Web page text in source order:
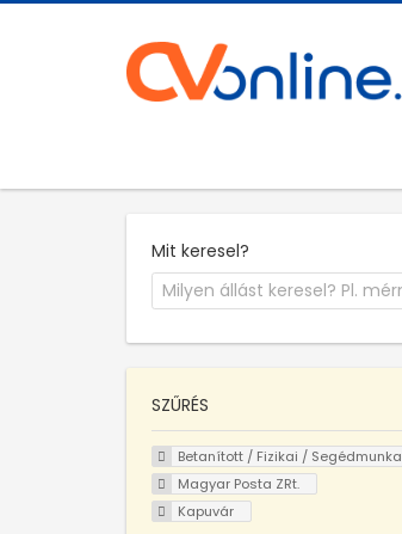
Mit keresel?
SZŰRÉS
Betanított / Fizikai / Segédmunka
Magyar Posta ZRt.
Kapuvár